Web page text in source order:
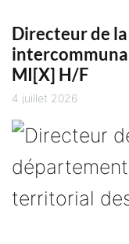
Directeur de
MI[X] H/F
4 juillet 2026